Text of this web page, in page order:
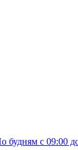
будням c 09:00